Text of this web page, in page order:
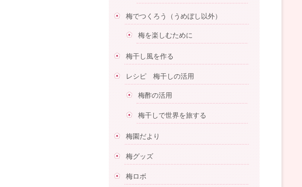
梅でつくろう（うめぼし以外）
梅を楽しむために
梅干し風を作る
レシピ 梅干しの活用
梅酢の活用
梅干しで世界を旅する
梅園だより
梅グッズ
梅ロボ